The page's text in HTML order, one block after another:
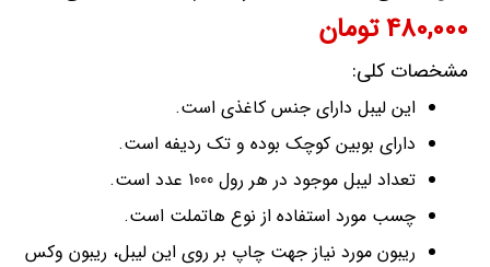
480,000تومان
مشخصات کلی:
این لیبل دارای جنس کاغذی است.
دارای بوبین کوچک بوده و تک ردیفه است.
تعداد لیبل موجود در هر رول 1000 عدد است.
چسب مورد استفاده از نوع هاتملت است.
ریبون مورد نیاز جهت چاپ بر روی این لیبل، ریبون وکس